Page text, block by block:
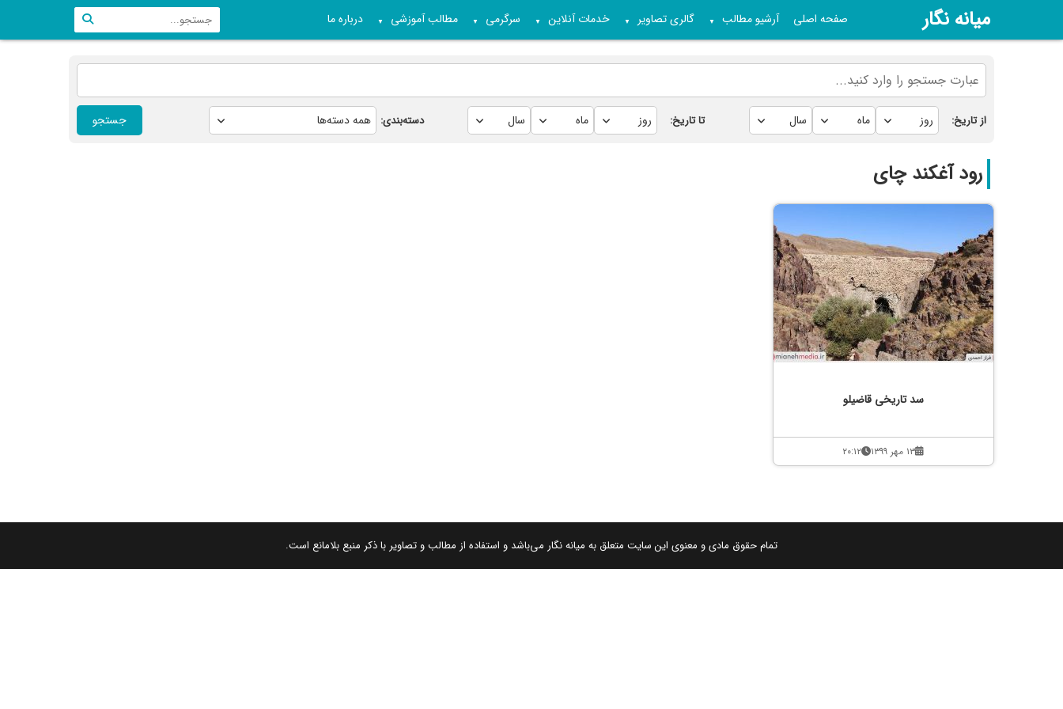
میانه نگار صفحه اصلی آرشیو مطالب ▼ گالری تصاویر ▼ خدمات آنلاین ▼ سرگرمی ▼ مطالب آموزشی ▼ درباره ما
از تاریخ: تا تاریخ: دسته‌بندی: جستجو
رود آغکند چای
سد تاریخی قاضیلو
۱۳ مهر ۱۳۹۹ ۲۰:۱۲
تمام حقوق مادی و معنوی این سایت متعلق به میانه نگار می‌باشد و استفاده از مطالب و تصاویر با ذکر منبع بلامانع است.